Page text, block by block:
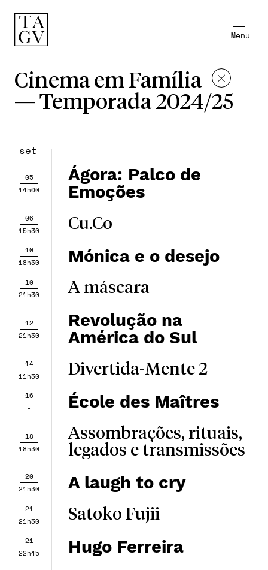
Menu
Cinema em Família
— Temporada 2024/25
set
05
14h00
Ágora: Palco de
Emoções
06
15h30
Cu.Co
10
18h30
Mónica e o desejo
10
21h30
A máscara
12
21h30
Revolução na
América do Sul
14
11h30
Divertida-Mente 2
16
-
École des Maîtres
18
18h30
Assombrações, rituais,
legados e transmissões
20
21h30
A laugh to cry
21
21h30
Satoko Fujii
21
22h45
Hugo Ferreira